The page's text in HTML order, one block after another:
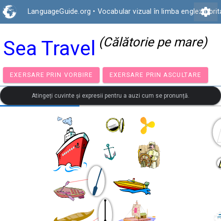
LanguageGuide.org • Vocabular vizual în limba engleză
settings
Sea Travel (Călătorie pe mare)
EXERSARE PRIN VORBIRE EXERSARE PRIN
Atingeți cuvinte și expresii pentru a auzi cum se pronunță.